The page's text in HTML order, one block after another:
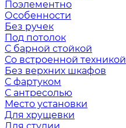
Поэлементно
Особенности
Без ручек
Под потолок
С барной стойкой
Со встроенной техникой
Без верхних шкафов
С фартуком
С антресолью
Место установки
Для хрущевки